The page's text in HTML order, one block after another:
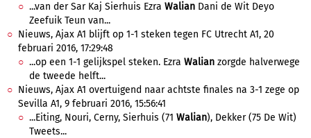
...van der Sar Kaj Sierhuis Ezra Walian Dani de Wit Deyo
Zeefuik Teun van...
Nieuws, Ajax A1 blijft op 1-1 steken tegen FC Utrecht A1, 20
februari 2016, 17:29:48
...op een 1-1 gelijkspel steken. Ezra Walian zorgde halverwege
de tweede helft...
Nieuws, Ajax A1 overtuigend naar achtste finales na 3-1 zege op
Sevilla A1, 9 februari 2016, 15:56:41
...Eiting, Nouri, Cerny, Sierhuis (71 Walian), Dekker (75 De Wit)
Tweets...